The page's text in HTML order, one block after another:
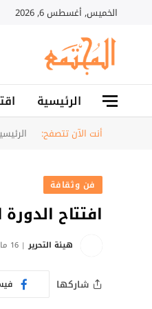
الخميس, أغسطس 6, 2026
الرئيسية
أنت الآن تتصفح:
فن وثقافة
افتتاح
هيئة التحرير 16 مايو، 2026 | 15:48
شاركها